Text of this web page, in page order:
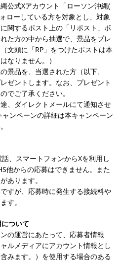
公式Xアカウント「ローソン沖縄(
ローしている方を対象とし、対象
関するポスト上の「リポスト」ボ
た方の中から抽選で、景品をプレ
文頭に「RP」をつけたポストは本
なりません。）
景品を、当選された方（以下、
ゼントします。なお、プレゼント
でご了承ください。
、ダイレクトメールにて通知させ
ンペーンの詳細は本キャンペーン
、スマートフォンからXを利用し
他からの応募はできません。また
あります。
すが、応募時に発生する接続料や
す。
ついて
の運営にあたって、応募者情報
ルメディアにアカウント情報とし
みます。）を使用する場合のある